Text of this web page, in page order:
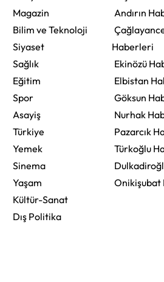
Magazin
Bilim ve Teknoloji
Siyaset
Sağlık
Eğitim
Spor
Asayiş
Türkiye
Yemek
Sinema
Yaşam
Kültür-Sanat
Dış Politika
Andırın
Haberleri
Ekinözü
Elbistan
Göksun
Nurhak
Pazarcık
Türkoğlu
Onikişubat